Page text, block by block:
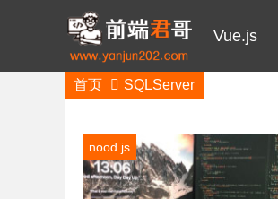
Vue.js
首页 SQLServer
nood.js